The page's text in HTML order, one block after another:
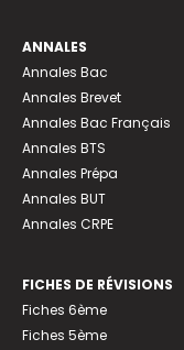
ANNALES
Annales Bac
Annales Brevet
Annales Bac Français
Annales BTS
Annales Prépa
Annales BUT
Annales CRPE
FICHES DE RÉVISIONS
Fiches 6ème
Fiches 5ème